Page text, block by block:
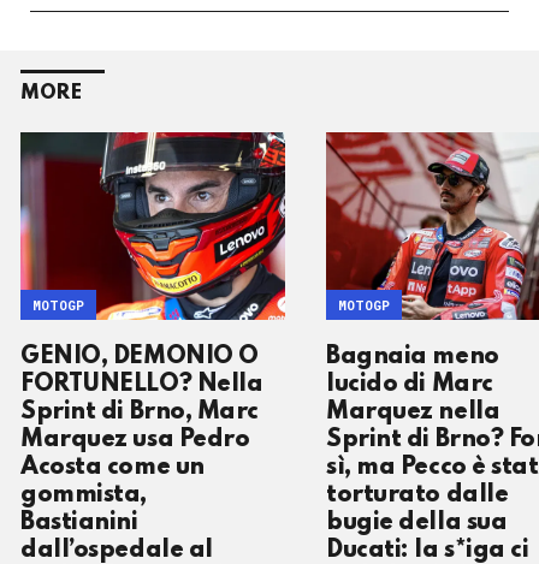
MORE
GENIO, DEMONIO O
FORTUNELLO? Nella
Sprint di Brno, Marc
Marquez usa Pedro
Acosta come un
gommista,
Bastianini
dall’ospedale al
MOTOGP
Bagnaia meno
lucido di Marc
Marquez nella
Sprint di Brno?
sì, ma Pecco è
torturato dalle
bugie della sua
Ducati: la s*iga ci
MOTOGP